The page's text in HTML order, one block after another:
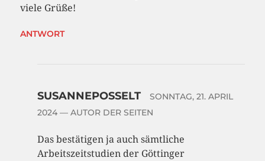
viele Grüße!
ANTWORT
SUSANNEPOSSELT
SONNTAG, 21. APRIL
2024— AUTOR DER SEITEN
Das bestätigen ja auch sämtliche
Arbeitszeitstudien der Göttinger